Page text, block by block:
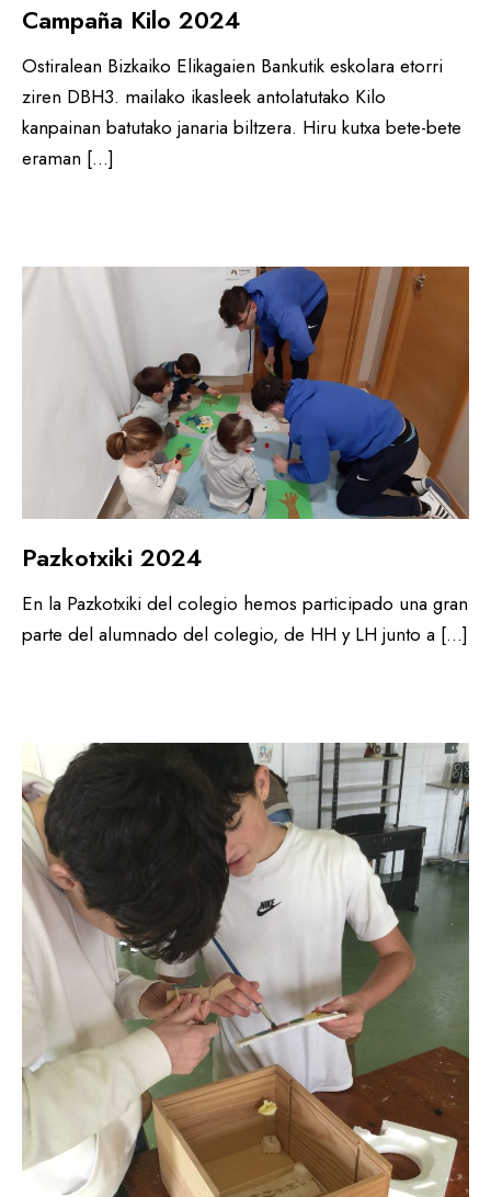
Campaña Kilo 2024
Ostiralean Bizkaiko Elikagaien Bankutik eskolara etorri
ziren DBH3. mailako ikasleek antolatutako Kilo
kanpainan batutako janaria biltzera. Hiru kutxa bete-bete
eraman […]
Pazkotxiki 2024
En la Pazkotxiki del colegio hemos participado una gran
parte del alumnado del colegio, de HH y LH junto a […]